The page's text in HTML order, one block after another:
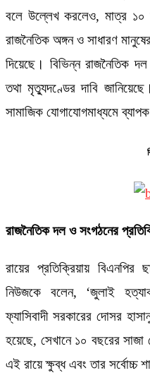
বলে উল্লেখ করলেও, মাত্র ১০
রাজনৈতিক অঙ্গন ও সাধারণ
দিয়েছে। বিভিন্ন রাজনৈতিক
তথা মৃত্যুদণ্ডের দাবি
সামাজিক যোগাযোগমাধ্যমে
রাজনৈতিক দল ও সংগঠনের
রায়ের প্রতিক্রিয়ায় বিএনপির
নিউজকে বলেন, ‘জুলাই
ফ্যাসিবাদী সরকারের দোসর
হয়েছে, সেখানে ১০ বছরের
এই রায়ে ক্ষুব্ধ এবং তার সর্বোচ্চ